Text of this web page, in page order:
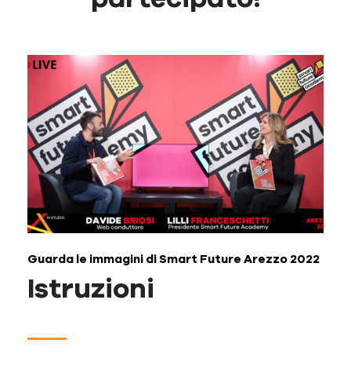
Guarda le immagini di Smart Future Arezzo 2022
Istruzioni